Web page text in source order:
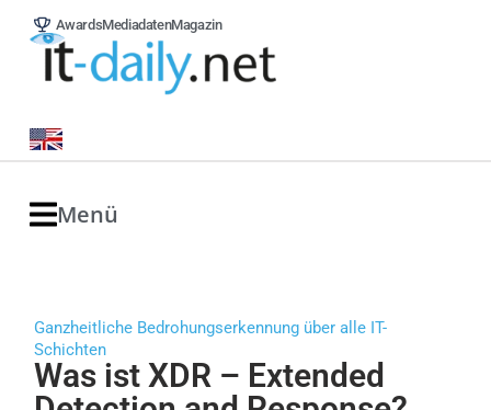
AwardsMediadatenMagazin
Menü
Ganzheitliche Bedrohungserkennung über alle IT-
Schichten
Was ist XDR – Extended